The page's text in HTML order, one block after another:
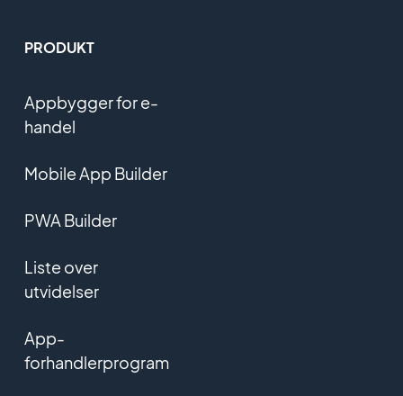
PRODUKT
Appbygger for e-
handel
Mobile App Builder
PWA Builder
Liste over
utvidelser
App-
forhandlerprogram